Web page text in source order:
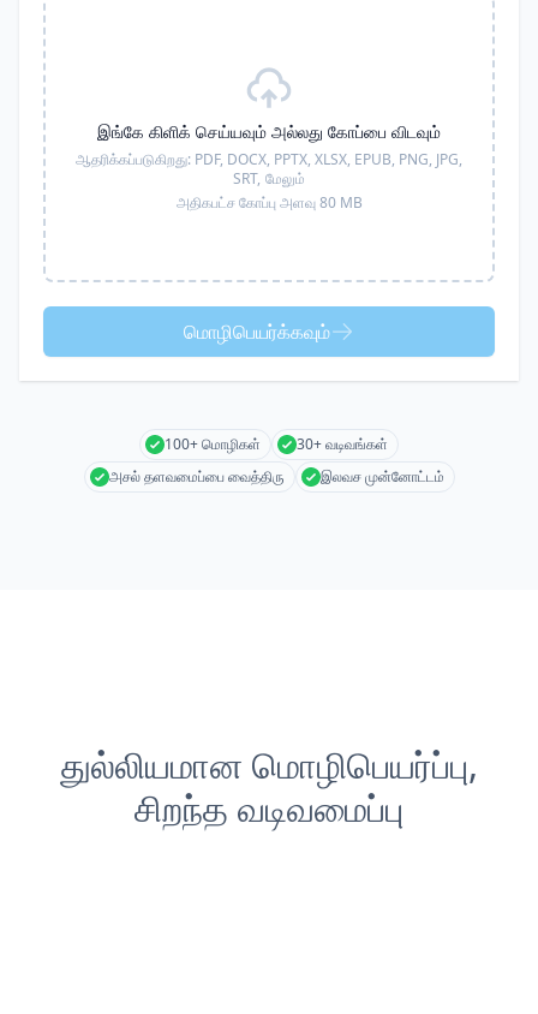
இங்கே கிளிக் செய்யவும் அல்லது கோப்பை விடவும்
ஆதரிக்கப்படுகிறது: PDF, DOCX, PPTX, XLSX, EPUB, PNG, JPG,
SRT, மேலும்
அதிகபட்ச கோப்பு அளவு 80 MB
மொழிபெயர்க்கவும்
100+ மொழிகள்
30+ வடிவங்கள்
அசல் தளவமைப்பை வைத்திரு
இலவச முன்னோட்டம்
துல்லியமான மொழிபெயர்ப்பு,
சிறந்த வடிவமைப்பு